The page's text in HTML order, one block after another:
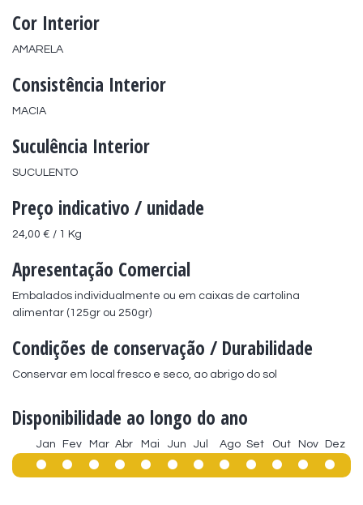
Cor Interior
AMARELA
Consistência Interior
MACIA
Suculência Interior
SUCULENTO
Preço indicativo / unidade
24,00 € / 1 Kg
Apresentação Comercial
Embalados individualmente ou em caixas de cartolina
alimentar (125gr ou 250gr)
Condições de conservação / Durabilidade
Conservar em local fresco e seco, ao abrigo do sol
Disponibilidade ao longo do ano
Jan Fev Mar Abr Mai Jun Jul Ago Set Out Nov Dez